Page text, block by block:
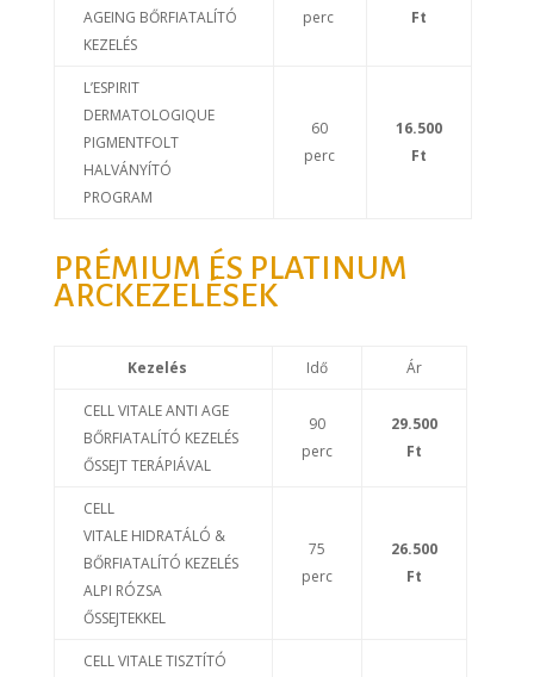
AGEING BŐRFIATALÍTÓ
KEZELÉS
perc Ft
L’ESPIRIT
DERMATOLOGIQUE
PIGMENTFOLT
HALVÁNYÍTÓ
PROGRAM
60
perc
16.500
Ft
PRÉMIUM ÉS PLATINUM
ARCKEZELÉSEK
Kezelés Idő Ár
CELL VITALE ANTI AGE
BŐRFIATALÍTÓ KEZELÉS
ŐSSEJT TERÁPIÁVAL
90
perc
29.500
Ft
CELL
VITALE HIDRATÁLÓ &
BŐRFIATALÍTÓ KEZELÉS
ALPI RÓZSA
ŐSSEJTEKKEL
75
perc
26.500
Ft
CELL VITALE TISZTÍTÓ